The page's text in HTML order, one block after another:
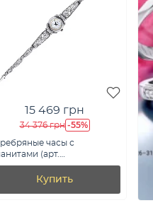
15 469 грн
34 376 грн -55%
часы с
(арт.
7100006/1)
Купить